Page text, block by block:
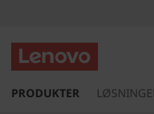
h
np
PRODUKTER